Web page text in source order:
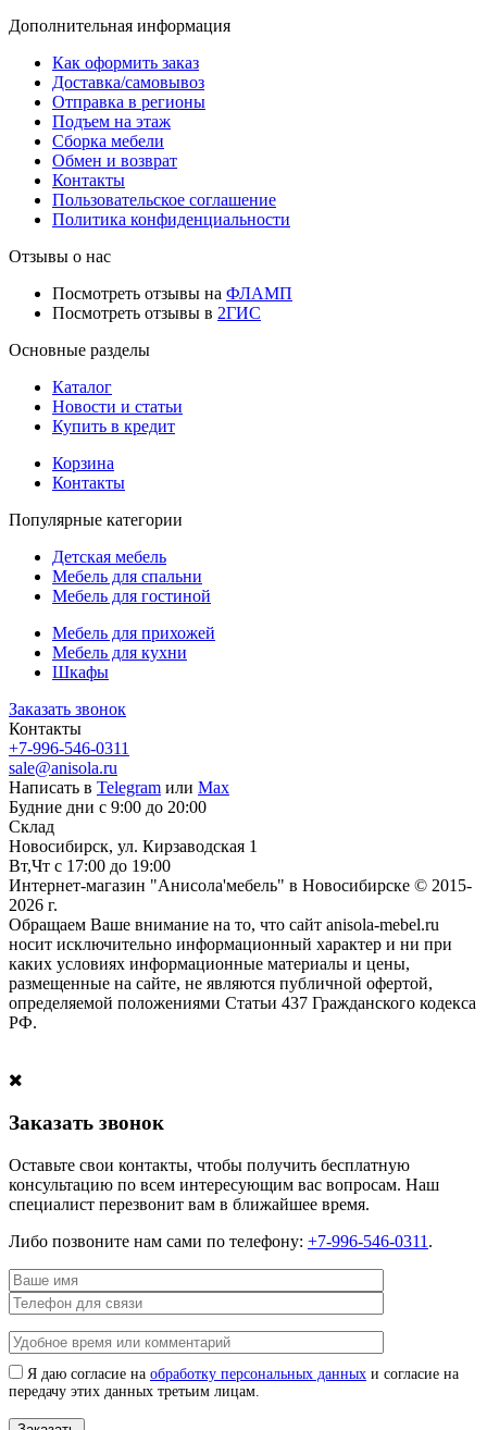
Дополнительная информация
Как оформить заказ
Доставка/самовывоз
Отправка в регионы
Подъем на этаж
Сборка мебели
Обмен и возврат
Контакты
Пользовательское соглашение
Политика конфиденциальности
Отзывы о нас
Посмотреть отзывы на ФЛАМП
Посмотреть отзывы в 2ГИС
Основные разделы
Каталог
Новости и статьи
Купить в кредит
Корзина
Контакты
Популярные категории
Детская мебель
Мебель для спальни
Мебель для гостиной
Мебель для прихожей
Мебель для кухни
Шкафы
Заказать звонок
Контакты
+7-996-546-0311
sale@anisola.ru
Написать в Telegram или Max
Будние дни с 9:00 до 20:00
Склад
Новосибирск, ул. Кирзаводская 1
Вт,Чт с 17:00 до 19:00
Интернет-магазин "Анисола'мебель" в Новосибирске © 2015-
2026 г.
Обращаем Ваше внимание на то, что сайт anisola-mebel.ru
носит исключительно информационный характер и ни при
каких условиях информационные материалы и цены,
размещенные на сайте, не являются публичной офертой,
определяемой положениями Статьи 437 Гражданского кодекса
РФ.
Заказать звонок
Оставьте свои контакты, чтобы получить бесплатную
консультацию по всем интересующим вас вопросам. Наш
специалист перезвонит вам в ближайшее время.
Либо позвоните нам сами по телефону: +7-996-546-0311 .
Я даю согласие на обработку персональных данных и согласие на
передачу этих данных третьим лицам.